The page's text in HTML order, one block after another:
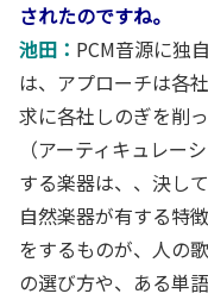
されたのですね。
池田： PCM音源に独
は、アプローチは各
求に各社しのぎを削
（アーティキュレー
する楽器は、、決し
自然楽器が有する特
をするものが、人の
の選び方や、ある単